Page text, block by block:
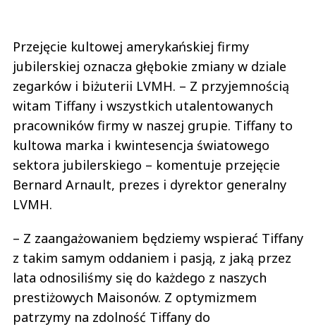
Przejęcie kultowej amerykańskiej firmy
jubilerskiej oznacza głębokie zmiany w dziale
zegarków i biżuterii LVMH. – Z przyjemnością
witam Tiffany i wszystkich utalentowanych
pracowników firmy w naszej grupie. Tiffany to
kultowa marka i kwintesencja światowego
sektora jubilerskiego – komentuje przejęcie
Bernard Arnault, prezes i dyrektor generalny
LVMH.
– Z zaangażowaniem będziemy wspierać Tiffany
z takim samym oddaniem i pasją, z jaką przez
lata odnosiliśmy się do każdego z naszych
prestiżowych Maisonów. Z optymizmem
patrzymy na zdolność Tiffany do